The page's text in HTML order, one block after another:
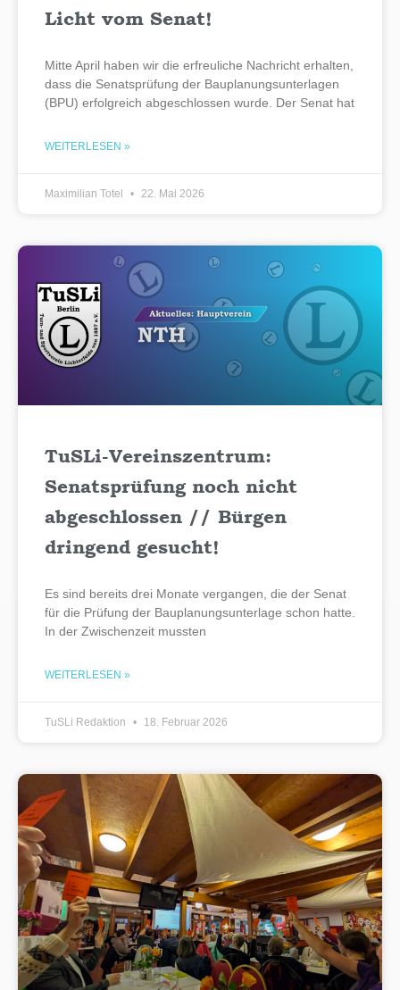
Licht vom Senat!
Mitte April haben wir die erfreuliche Nachricht erhalten,
dass die Senatsprüfung der Bauplanungsunterlagen
(BPU) erfolgreich abgeschlossen wurde. Der Senat hat
WEITERLESEN »
Maximilian Totel 22. Mai 2026
TuSLi-Vereinszentrum:
Senatsprüfung noch nicht
abgeschlossen // Bürgen
dringend gesucht!
Es sind bereits drei Monate vergangen, die der Senat
für die Prüfung der Bauplanungsunterlage schon hatte.
In der Zwischenzeit mussten
WEITERLESEN »
TuSLi Redaktion 18. Februar 2026